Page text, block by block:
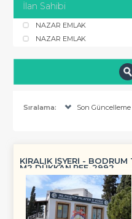
İlan Sahibi
NAZAR EMLAK
NAZAR EMLAK
Sıralama:
Son Güncelleme
KİRALIK İŞYERİ - BODRUM
M2 DÜKKAN REF-2992